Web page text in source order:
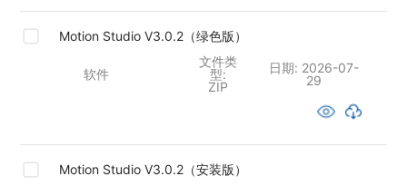
Motion Studio V3.0.2（绿色版）
软件
文件类
型:
ZIP
日期: 2026-07-
29
Motion Studio V3.0.2（安装版）